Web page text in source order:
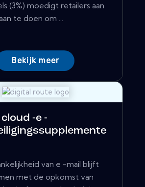
(3%) moedigt retailers aan
te doen om ...
Bekijk meer
-e -
van e -mail blijft
met de opkomst van